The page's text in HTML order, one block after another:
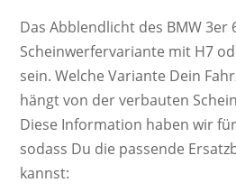
Das Abblendlicht des BMW 3er
Scheinwerfervariante mit H7
sein. Welche Variante Dein
hängt von der verbauten
Diese Information haben wir
sodass Du die passende
kannst: